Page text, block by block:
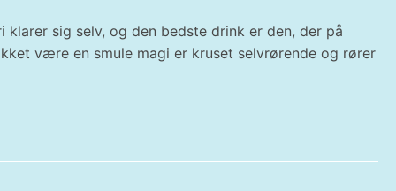
klarer sig selv, og den bedste drink er den, der på
være en smule magi er kruset selvrørende og rører